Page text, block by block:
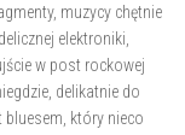
muzycy chętnie
elektroniki,
w post rockowej
delikatnie do
który nieco